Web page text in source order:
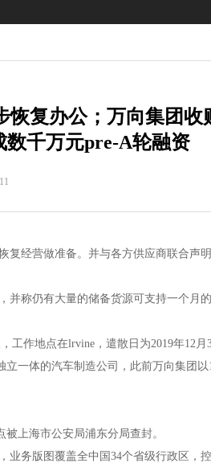
恢复办公；万向集团收
千万元pre-A轮融资
经营做准备。并与各方供应商联合声
称仍有大量的储备货源可支持一个月的
作地点在lrvine，遣散日为2019年12月
一体的汽车制造公司，此前万向集团以
上海市公安局浦东分局查封。
务版图覆盖全中国34个省级行政区，